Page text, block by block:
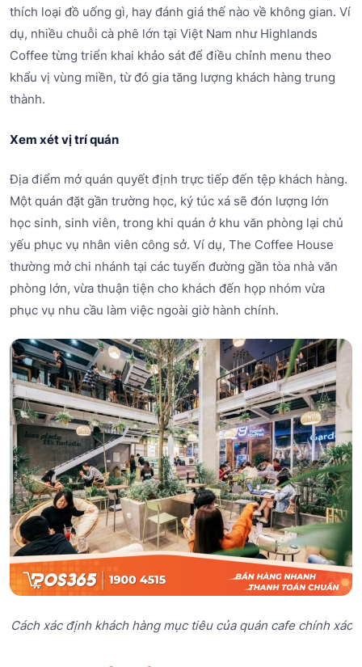
thích loại đồ uống gì, hay đánh giá thế nào về không gian. Ví
dụ, nhiều chuỗi cà phê lớn tại Việt Nam như Highlands
Coffee từng triển khai khảo sát để điều chỉnh menu theo
khẩu vị vùng miền, từ đó gia tăng lượng khách hàng trung
thành.
Xem xét vị trí quán
Địa điểm mở quán quyết định trực tiếp đến tệp khách hàng.
Một quán đặt gần trường học, ký túc xá sẽ đón lượng lớn
học sinh, sinh viên, trong khi quán ở khu văn phòng lại chủ
yếu phục vụ nhân viên công sở. Ví dụ, The Coffee House
thường mở chi nhánh tại các tuyến đường gần tòa nhà văn
phòng lớn, vừa thuận tiện cho khách đến họp nhóm vừa
phục vụ nhu cầu làm việc ngoài giờ hành chính.
Cách xác định khách hàng mục tiêu của quán cafe chính xác